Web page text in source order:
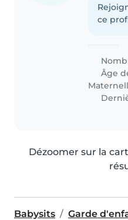
ce
Âge
Dézoomer sur la
Babysits Garde